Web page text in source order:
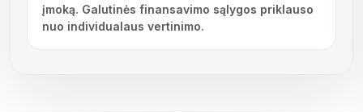
įmoką. Galutinės finansavimo sąlygos priklauso
nuo individualaus vertinimo.